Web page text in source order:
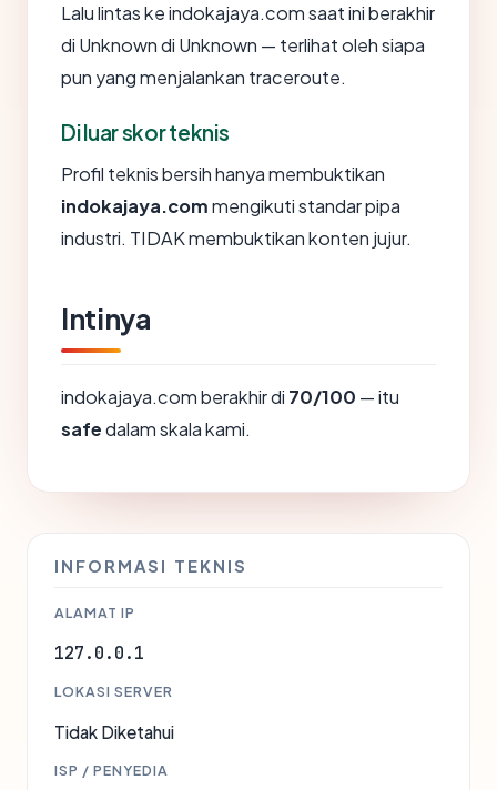
Lalu lintas ke indokajaya.com saat ini berakhir
di Unknown di Unknown — terlihat oleh siapa
pun yang menjalankan traceroute.
Di luar skor teknis
Profil teknis bersih hanya membuktikan
indokajaya.commengikuti standar pipa
industri. TIDAK membuktikan konten jujur.
Intinya
indokajaya.com berakhir di 70/100 — itu
safedalam skala kami.
INFORMASI TEKNIS
ALAMAT IP
127.0.0.1
LOKASI SERVER
Tidak Diketahui
ISP / PENYEDIA